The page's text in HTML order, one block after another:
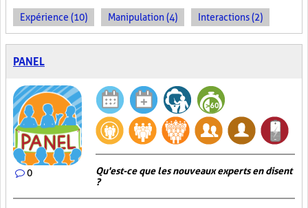
Expérience (10) Manipulation (4) Interactions (2)
PANEL
0
Qu'est-ce que les nouveaux experts en disent
?